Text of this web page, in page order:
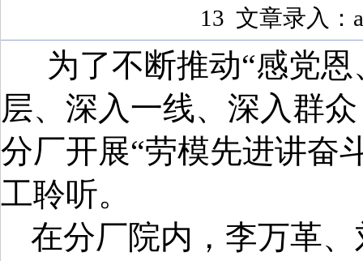
13 文章录入：
为了不断推动“感党
层、深入一线、深入群
分厂开展“劳模先进讲奋
工聆听。
在分厂院内，李万革